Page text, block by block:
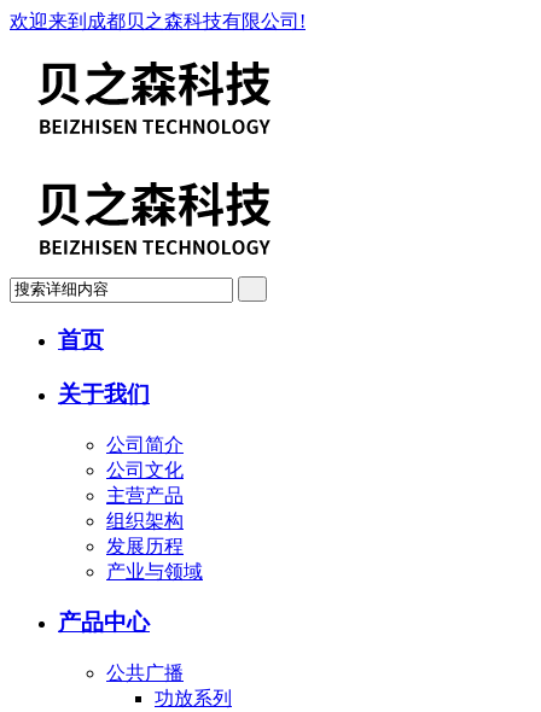
欢迎来到成都贝之森科技有限公司!
首页
关于我们
公司简介
公司文化
主营产品
组织架构
发展历程
产业与领域
产品中心
公共广播
功放系列